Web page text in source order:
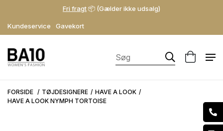
Kundeservice Gavekort
Fri fragt📦 (Gælder ikke udsalg)
FORSIDE TØJDESIGNERE
HAVE A LOOK
HAVE A LOOK NYMPH TORTOISE